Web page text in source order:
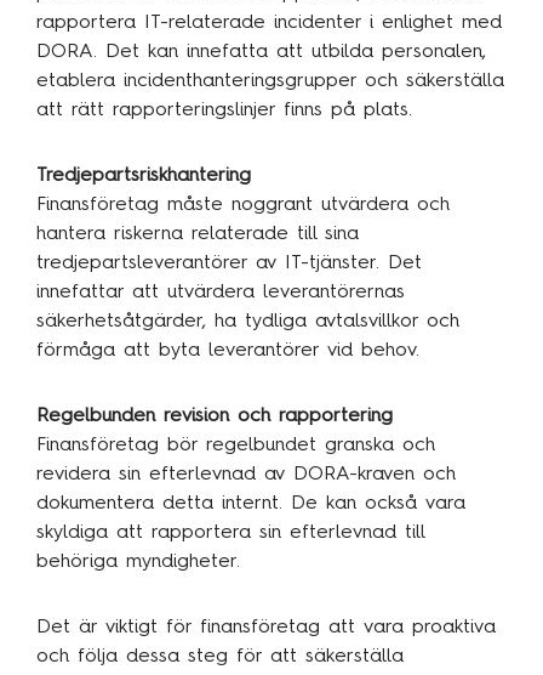
rapportera IT-relaterade incidenter i enlighet med
DORA. Det kan innefatta att utbilda personalen,
etablera incidenthanteringsgrupper och säkerställa
att rätt rapporteringslinjer finns på plats.
Tredjepartsriskhantering
Finansföretag måste noggrant utvärdera och
hantera riskerna relaterade till sina
tredjepartsleverantörer av IT-tjänster. Det
innefattar att utvärdera leverantörernas
säkerhetsåtgärder, ha tydliga avtalsvillkor och
förmåga att byta leverantörer vid behov.
Regelbunden revision och rapportering
Finansföretag bör regelbundet granska och
revidera sin efterlevnad av DORA-kraven och
dokumentera detta internt. De kan också vara
skyldiga att rapportera sin efterlevnad till
behöriga myndigheter.
Det är viktigt för finansföretag att vara proaktiva
och följa dessa steg för att säkerställa